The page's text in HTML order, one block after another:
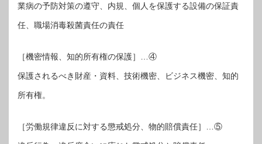
業病の予防対策の遵守、内規、個人を保護する設備の保証責
任、職場消毒殺菌責任の責任
［機密情報、知的所有権の保護］…④
保護されるべき財産・資料、技術機密、ビジネス機密、知的
所有権。
［労働規律違反に対する懲戒処分、物的賠償責任］…⑤